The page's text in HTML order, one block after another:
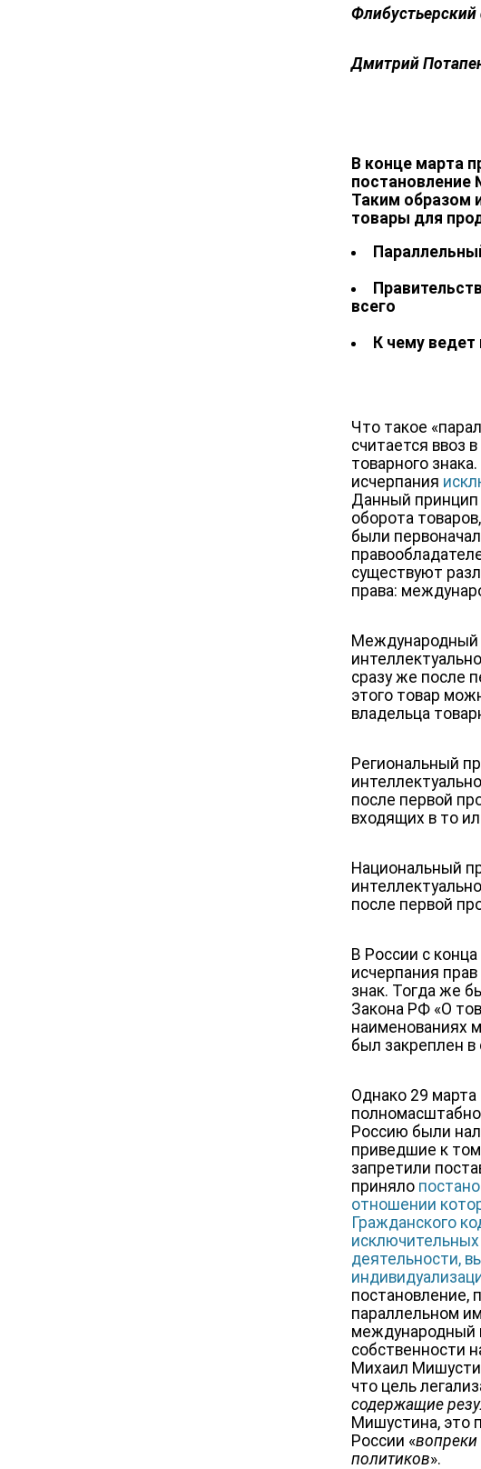
Флибустьерский
Дмитрий
В конце марта
Таким образом
товары для
всего
К чему
Что такое
считается ввоз
товарного
исчерпания
Данный принцип
оборота
были
существуют
права:
Международный
сразу же после
этого товар
владельца
Региональный
после первой
входящих в то
Национальный
после первой
В России с
исчерпания
знак. Тогда же
Закона РФ «О
наименованиях
был закреплен в
Однако 29 марта
Россию были
приведшие к
запретили
приняло
отношении
Гражданского
исключительных
деятельности,
постановление,
параллельном
международный
собственности
Михаил
что цель
содержащие
Мишустина, это
России «
политиков».